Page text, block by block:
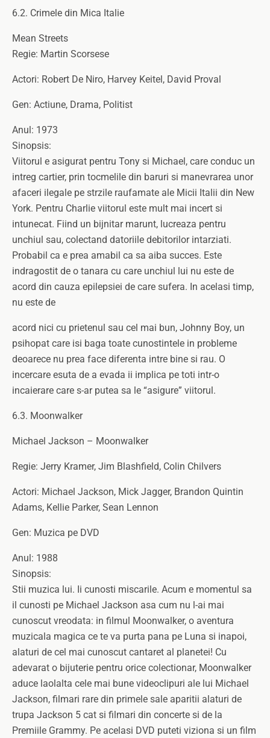
6.2. Crimele din Mica Italie
Mean Streets
Regie: Martin Scorsese
Actori: Robert De Niro, Harvey Keitel, David Proval
Gen: Actiune, Drama, Politist
Anul: 1973
Sinopsis:
Viitorul e asigurat pentru Tony si Michael, care conduc un
intreg cartier, prin tocmelile din baruri si manevrarea unor
afaceri ilegale pe strzile raufamate ale Micii Italii din New
York. Pentru Charlie viitorul este mult mai incert si
intunecat. Fiind un bijnitar marunt, lucreaza pentru
unchiul sau, colectand datoriile debitorilor intarziati.
Probabil ca e prea amabil ca sa aiba succes. Este
indragostit de o tanara cu care unchiul lui nu este de
acord din cauza epilepsiei de care sufera. In acelasi timp,
nu este de
acord nici cu prietenul sau cel mai bun, Johnny Boy, un
psihopat care isi baga toate cunostintele in probleme
deoarece nu prea face diferenta intre bine si rau. O
incercare esuta de a evada ii implica pe toti intr-o
incaierare care s-ar putea sa le “asigure” viitorul.
6.3. Moonwalker
Michael Jackson – Moonwalker
Regie: Jerry Kramer, Jim Blashfield, Colin Chilvers
Actori: Michael Jackson, Mick Jagger, Brandon Quintin
Adams, Kellie Parker, Sean Lennon
Gen: Muzica pe DVD
Anul: 1988
Sinopsis:
Stii muzica lui. Ii cunosti miscarile. Acum e momentul sa
il cunosti pe Michael Jackson asa cum nu l-ai mai
cunoscut vreodata: in filmul Moonwalker, o aventura
muzicala magica ce te va purta pana pe Luna si inapoi,
alaturi de cel mai cunoscut cantaret al planetei! Cu
adevarat o bijuterie pentru orice colectionar, Moonwalker
aduce laolalta cele mai bune videoclipuri ale lui Michael
Jackson, filmari rare din primele sale aparitii alaturi de
trupa Jackson 5 cat si filmari din concerte si de la
Premiile Grammy. Pe acelasi DVD puteti viziona si un film